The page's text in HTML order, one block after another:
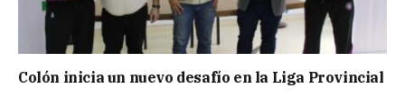
Colón inicia un nuevo desafío en la Liga Provincial